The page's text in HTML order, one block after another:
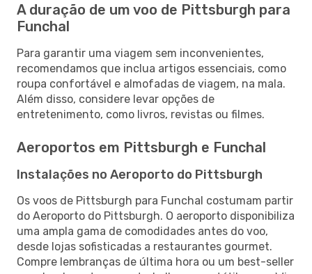
A duração de um voo de Pittsburgh para
Funchal
Para garantir uma viagem sem inconvenientes,
recomendamos que inclua artigos essenciais, como
roupa confortável e almofadas de viagem, na mala.
Além disso, considere levar opções de
entretenimento, como livros, revistas ou filmes.
Aeroportos em Pittsburgh e Funchal
Instalações no Aeroporto do Pittsburgh
Os voos de Pittsburgh para Funchal costumam partir
do Aeroporto do Pittsburgh. O aeroporto disponibiliza
uma ampla gama de comodidades antes do voo,
desde lojas sofisticadas a restaurantes gourmet.
Compre lembranças de última hora ou um best-seller